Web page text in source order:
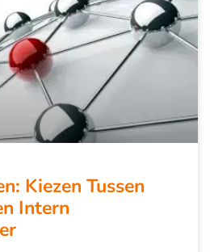
Kiezen Tussen
Intern